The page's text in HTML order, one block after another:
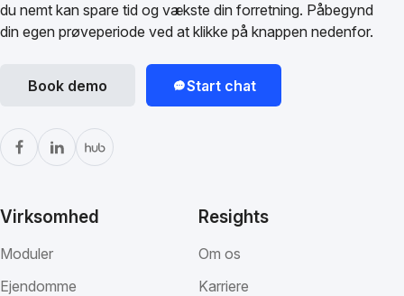
du nemt kan spare tid og vækste din forretning. Påbegynd
din egen prøveperiode ved at klikke på knappen nedenfor.
Book demo Start chat
Virksomhed
Moduler
Ejendomme
Resights
Om os
Karriere